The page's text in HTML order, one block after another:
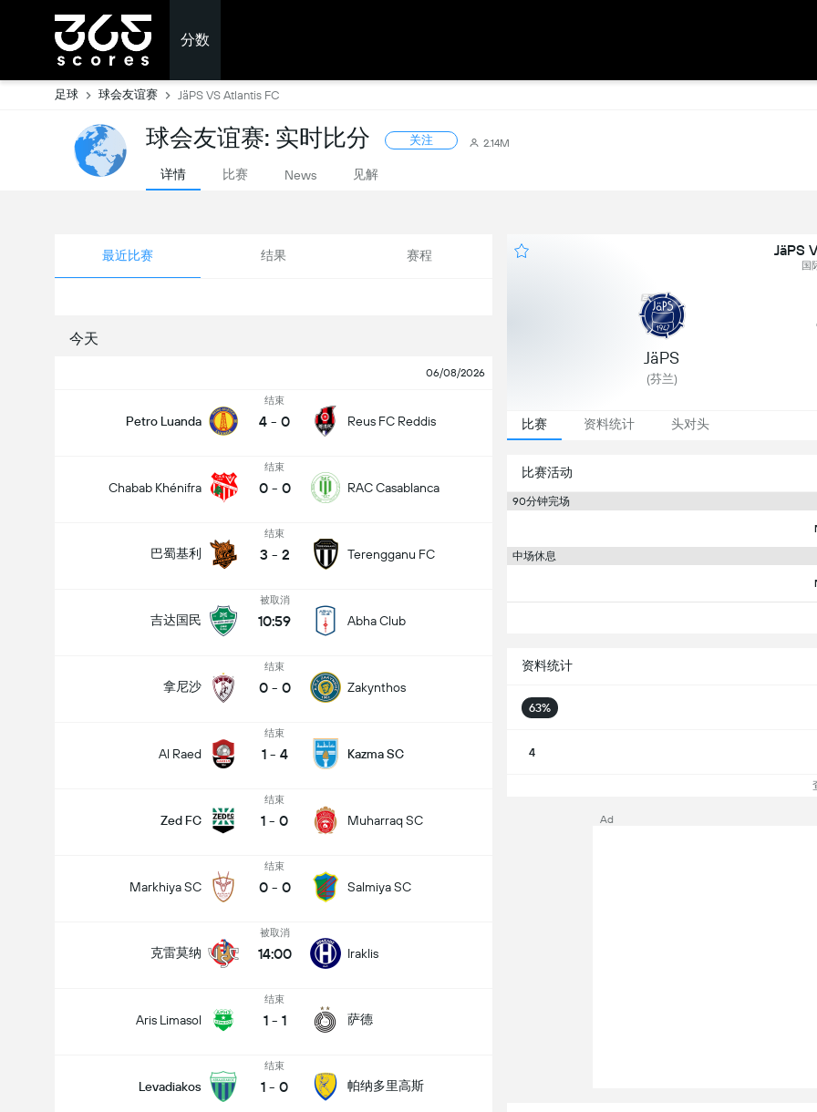
分数
足球 球会友谊赛 JäPS VS Atlantis FC
球会友谊赛: 实时比分 关注 2.14M
详情 比赛 News 见解
最近比赛 结果 赛程
今天
06/08/2026
Petro Luanda
结束
4 - 0 Reus FC Reddis
Chabab Khénifra
结束
0 - 0 RAC Casablanca
巴蜀基利
结束
3 - 2 Terengganu FC
吉达国民
被取消
10:59 Abha Club
拿尼沙
结束
0 - 0 Zakynthos
Al Raed
结束
1 - 4 Kazma SC
Zed FC
结束
1 - 0 Muharraq SC
Markhiya SC
结束
0 - 0 Salmiya SC
克雷莫纳
被取消
14:00 Iraklis
Aris Limasol
结束
1 - 1 萨德
Levadiakos
结束
1 - 0 帕纳多里高斯
JäPS
国
JäPS
(芬兰)
比赛 资料统计 头对头
比赛活动
90分钟完场
中场休息
资料统计
63%
4
Ad